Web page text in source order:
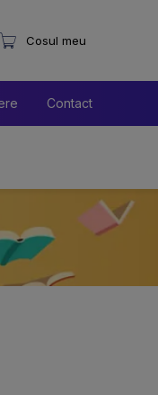
Contact
Cosul meu